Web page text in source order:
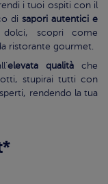
i tuoi ospiti con il
disapori autentici e
dolci, scopri come
ristorante gourmet.
elevata qualità che
stupirai tutti con
rendendo la tua